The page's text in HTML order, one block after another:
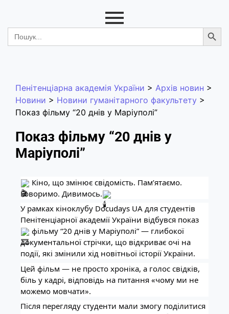
Search
for:
Пенітенціарна академія України > Архів новин >
Новини > Новини гуманітарного факультету >
Показ фільму “20 днів у Маріуполі”
Показ фільму “20 днів у
Маріуполі”
Кіно, що змінює свідомість. Пам’ятаємо.
Говоримо. Дивимось.
У рамках кіноклубу Docudays UA для студентів
Пенітенціарної академії України відбувся показ
фільму “20 днів у Маріуполі” — глибокої
документальної стрічки, що відкриває очі на
події, які змінили хід новітньої історії України.
Цей фільм — не просто хроніка, а голос свідків,
біль у кадрі, відповідь на питання «чому ми не
можемо мовчати».
Після перегляду студенти мали змогу поділитися